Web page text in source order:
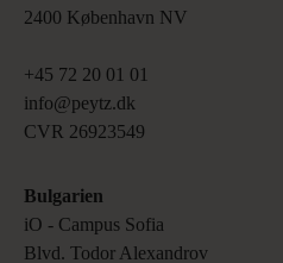
2400 København NV
+45 72 20 01 01
info@peytz.dk
CVR 26923549
Bulgarien
iO ‑ Campus Sofia
Blvd. Todor Alexandrov